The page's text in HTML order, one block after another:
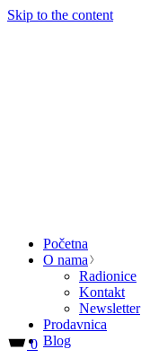
Skip to the content
Početna
O nama
Radionice
Kontakt
Newsletter
Prodavnica
Blog
0